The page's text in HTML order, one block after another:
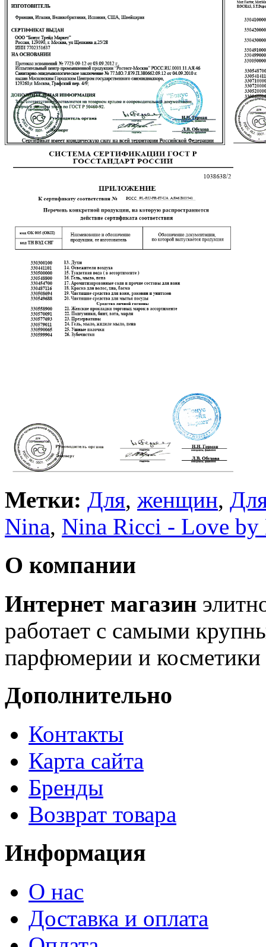
Метки: Для, женщин,
Nina, Nina Ricci - Love by
О компании
Интернет магазин
работает с самыми
парфюмерии и
Дополнительно
Контакты
Карта сайта
Бренды
Возврат товара
Информация
О нас
Доставка и оплата